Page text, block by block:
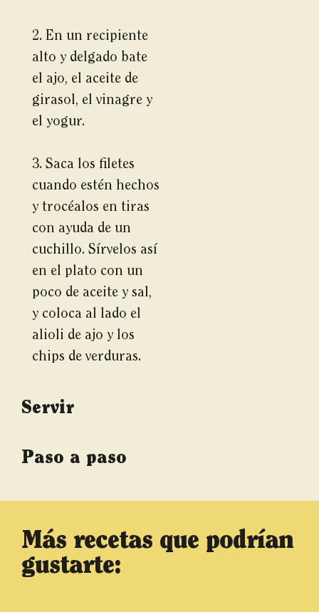
2. En un recipiente
alto y delgado bate
el ajo, el aceite de
girasol, el vinagre y
el yogur.
3. Saca los filetes
cuando estén hechos
y trocéalos en tiras
con ayuda de un
cuchillo. Sírvelos así
en el plato con un
poco de aceite y sal,
y coloca al lado el
alioli de ajo y los
chips de verduras.
Servir
Paso a paso
Más recetas que podrían
gustarte: